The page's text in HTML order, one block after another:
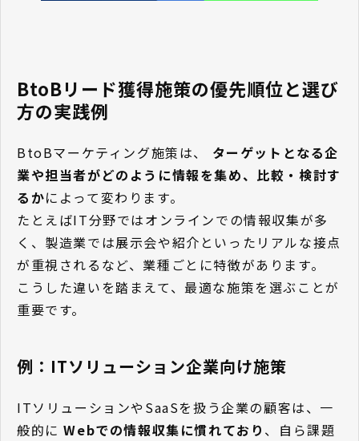
BtoBリード獲得施策の優先順位と選び
方の実践例
BtoBマーケティング施策は、 ターゲットとなる企
業や担当者がどのように情報を集め、比較・検討す
るかによって変わります。
たとえばIT分野ではオンラインでの情報収集が多
く、製造業では展示会や紹介といったリアルな接点
が重視されるなど、業種ごとに特徴があります。
こうした違いを踏まえて、最適な施策を選ぶことが
重要です。
例：ITソリューション企業向け施策
ITソリューションやSaaSを扱う企業の顧客は、一
般的にWebでの情報収集に慣れており 、自ら課題